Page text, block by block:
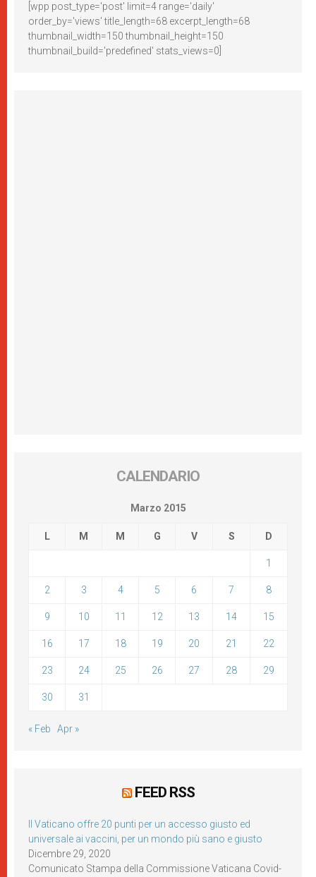
[wpp post_type='post' limit=4 range='daily'
order_by='views' title_length=68 excerpt_length=68
thumbnail_width=150 thumbnail_height=150
thumbnail_build='predefined' stats_views=0]
CALENDARIO
Marzo 2015
L M M G V S D
1
2 3 4 5 6 7 8
9 10 11 12 13 14 15
16 17 18 19 20 21 22
23 24 25 26 27 28 29
30 31
« Feb Apr »
FEED RSS
Il Vaticano offre 20 punti per un accesso giusto ed
universale ai vaccini, per un mondo più sano e giusto
Dicembre 29, 2020
Comunicato Stampa della Commissione Vaticana Covid-